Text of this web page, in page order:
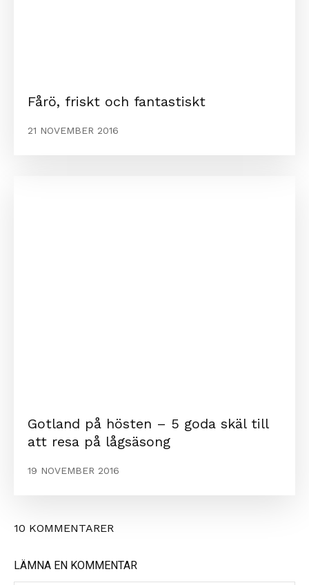
Fårö, friskt och fantastiskt
21 NOVEMBER 2016
Gotland på hösten – 5 goda skäl till
att resa på lågsäsong
19 NOVEMBER 2016
10 KOMMENTARER
LÄMNA EN KOMMENTAR